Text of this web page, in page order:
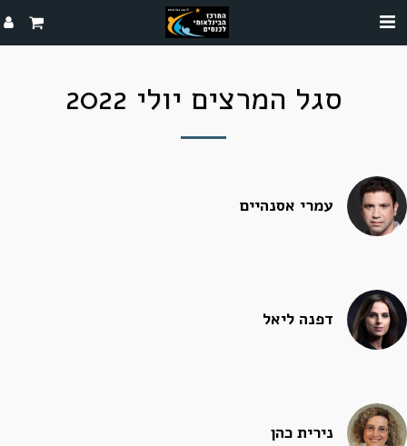
סגל המרצים יולי 2022
עמרי אסנהיים
דפנה ליאל
נירית כהן